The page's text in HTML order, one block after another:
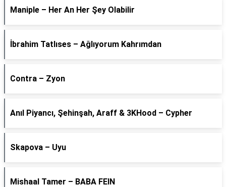
Maniple – Her An Her Şey Olabilir
İbrahim Tatlıses – Ağlıyorum Kahrımdan
Contra – Zyon
Anıl Piyancı, Şehinşah, Araff & 3KHood – Cypher
Skapova – Uyu
Mishaal Tamer – BABA FEIN